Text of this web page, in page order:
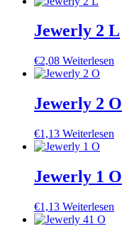
Jewerly 2 L
€2,08 Weiterlesen
Jewerly 2 O
€1,13 Weiterlesen
Jewerly 1 O
€1,13 Weiterlesen